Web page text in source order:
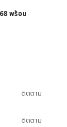
พร้อม
ติดตาม
ติดตาม